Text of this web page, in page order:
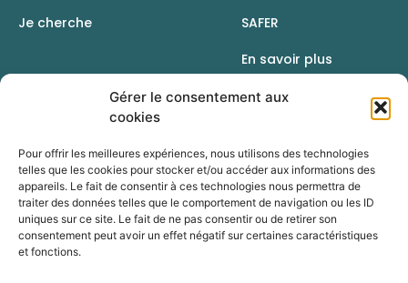
Gérer le consentement aux
cookies
Pour offrir les meilleures expériences, nous utilisons des technologies
telles que les cookies pour stocker et/ou accéder aux informations des
appareils. Le fait de consentir à ces technologies nous permettra de
traiter des données telles que le comportement de navigation ou les ID
uniques sur ce site. Le fait de ne pas consentir ou de retirer son
consentement peut avoir un effet négatif sur certaines caractéristiques
et fonctions.
Je cherche
SAFER
En savoir plus
Contact